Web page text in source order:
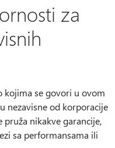
za
kojima se govori u ovom
nezavisne od korporacije
nikakve garancije,
sa performansama ili